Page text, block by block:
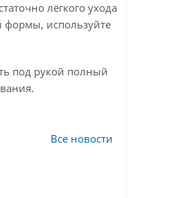
лёгкого ухода
формы, используйте
под рукой полный
Все новости